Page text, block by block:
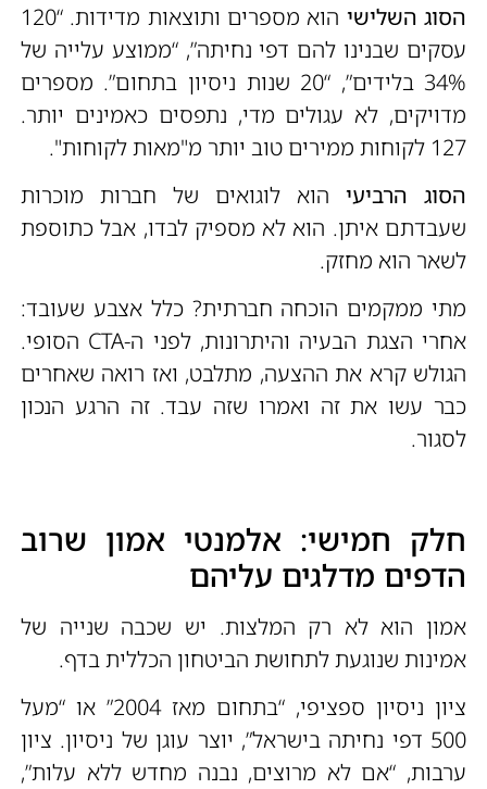
הסוג השלישי
הוא מספרים ותוצאות מדידות. “120
עסקים שבנינו להם דפי נחיתה”, “ממוצע עלייה של
34% בלידים”, “20 שנות ניסיון בתחום”. מספרים
מדויקים, לא עגולים מדי, נתפסים כאמינים יותר.
127 לקוחות ממירים טוב יותר מ"מאות לקוחות".
הסוג הרביעיהוא לוגואים של חברות מוכרות
שעבדתם איתן. הוא לא מספיק לבדו, אבל כתוספת
לשאר הוא מחזק.
מתי ממקמים הוכחה חברתית? כלל אצבע שעובד:
אחרי הצגת הבעיה והיתרונות, לפני ה-CTA הסופי.
הגולש קרא את ההצעה, מתלבט, ואז רואה שאחרים
כבר עשו את זה ואמרו שזה עבד. זה הרגע הנכון
לסגור.
חלק חמישי: אלמנטי אמון שרוב
הדפים מדלגים עליהם
אמון הוא לא רק המלצות. יש שכבה שנייה של
אמינות שנוגעת לתחושת הביטחון הכללית בדף.
ציון ניסיון ספציפי, “בתחום מאז 2004” או “מעל
500 דפי נחיתה בישראל”, יוצר עוגן של ניסיון. ציון
ערבות, “אם לא מרוצים, נבנה מחדש ללא עלות”,